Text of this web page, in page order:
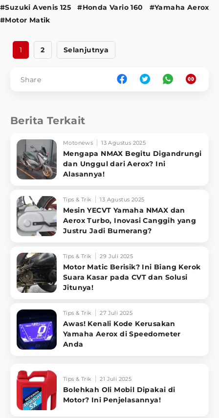
#Suzuki Avenis 125 #Honda Vario 160
#Yamaha Aerox
#Motor Matik
1 2 Selanjutnya
Share
Berita Terkait
Motonews 13 Agustus 2025
Mengapa NMAX Begitu Digandrungi
dan Unggul dari Aerox? Ini
Alasannya!
Tips & Trik 13 Agustus 2025
Mesin YECVT Yamaha NMAX dan
Aerox Turbo, Inovasi Canggih yang
Justru Jadi Bumerang?
Tips & Trik 29 Juli 2025
Motor Matic Berisik? Ini Biang Kerok
Suara Kasar pada CVT dan Solusi
Jitunya!
Tips & Trik 27 Juli 2025
Awas! Kenali Kode Kerusakan
Yamaha Aerox di Speedometer
Anda
Tips & Trik 21 Juli 2025
Bolehkah Oli Mobil Dipakai di
Motor? Ini Penjelasannya!